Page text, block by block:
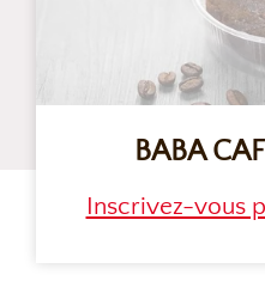
BABA
Inscrivez-vous